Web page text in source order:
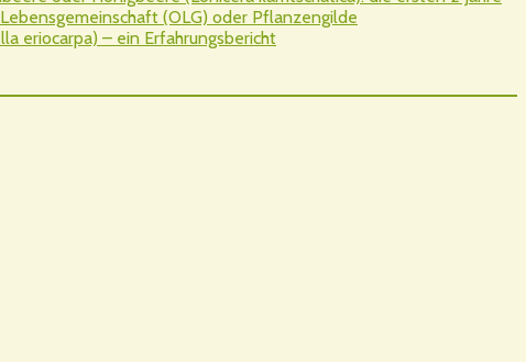
(OLG) oder Pflanzengilde
eriocarpa) – ein Erfahrungsbericht